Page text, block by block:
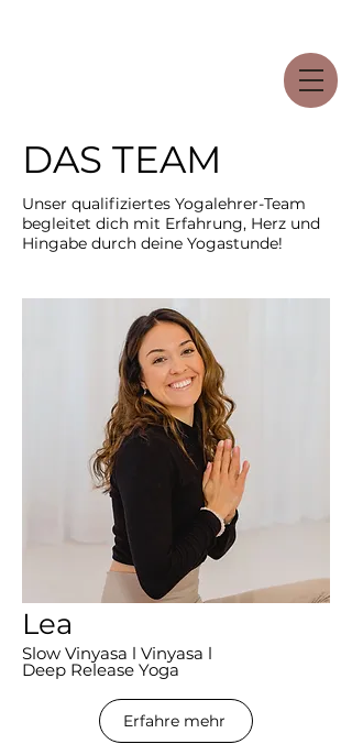
DAS TEAM
Unser qualifiziertes Yogalehrer-Team
begleitet dich mit Erfahrung, Herz und
Hingabe durch deine Yogastunde!
Lea
Slow Vinyasa l Vinyasa l
Deep Release Yoga
Erfahre mehr